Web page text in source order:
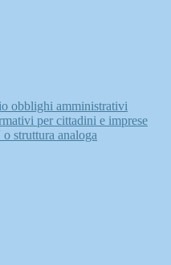
obblighi amministrativi
per cittadini e imprese
struttura analoga